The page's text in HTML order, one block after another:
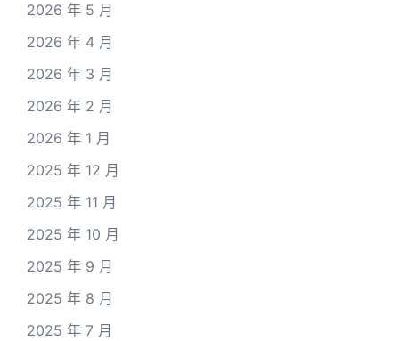
2026 年 5 月
2026 年 4 月
2026 年 3 月
2026 年 2 月
2026 年 1 月
2025 年 12 月
2025 年 11 月
2025 年 10 月
2025 年 9 月
2025 年 8 月
2025 年 7 月